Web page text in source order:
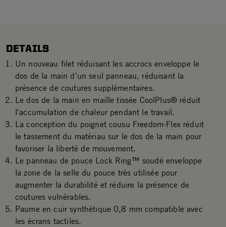
DETAILS
Un nouveau filet réduisant les accrocs enveloppe le
dos de la main d'un seul panneau, réduisant la
présence de coutures supplémentaires.
Le dos de la main en maille tissée CoolPlus® réduit
l'accumulation de chaleur pendant le travail.
La conception du poignet cousu Freedom-Flex réduit
le tassement du matériau sur le dos de la main pour
favoriser la liberté de mouvement.
Le panneau de pouce Lock Ring™ soudé enveloppe
la zone de la selle du pouce très utilisée pour
augmenter la durabilité et réduire la présence de
coutures vulnérables.
Paume en cuir synthétique 0,8 mm compatible avec
les écrans tactiles.